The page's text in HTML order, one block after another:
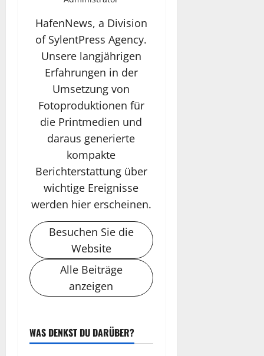
HafenNews, a Division
of SylentPress Agency.
Unsere langjährigen
Erfahrungen in der
Umsetzung von
Fotoproduktionen für
die Printmedien und
daraus generierte
kompakte
Berichterstattung über
wichtige Ereignisse
werden hier erscheinen.
Besuchen Sie die
Website
Alle Beiträge
anzeigen
WAS DENKST DU DARÜBER?